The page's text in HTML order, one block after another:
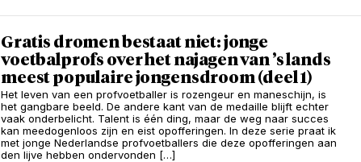
Gratis dromen bestaat niet: jonge
voetbalprofs over het najagen van ’s lands
meest populaire jongensdroom (deel 1)
Het leven van een profvoetballer is rozengeur en maneschijn, is
het gangbare beeld. De andere kant van de medaille blijft echter
vaak onderbelicht. Talent is één ding, maar de weg naar succes
kan meedogenloos zijn en eist opofferingen. In deze serie praat ik
met jonge Nederlandse profvoetballers die deze opofferingen aan
den lijve hebben ondervonden […]